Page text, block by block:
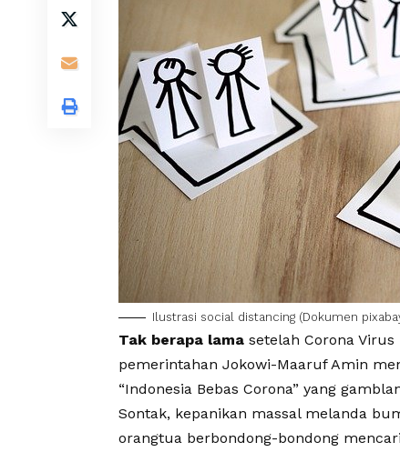
Ilustrasi social distancing (Dokumen
Tak berapa lama setelah Corona Virus
pemerintahan Jokowi-Maaruf Amin
“Indonesia Bebas Corona” yang
Sontak, kepanikan massal melanda
orangtua berbondong-bondong